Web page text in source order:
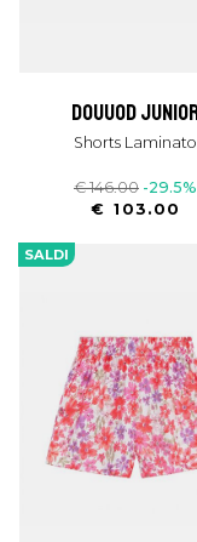
douuod
Shorts Laminato
€ 146.00 -29.5%
€ 103.00
SALDI